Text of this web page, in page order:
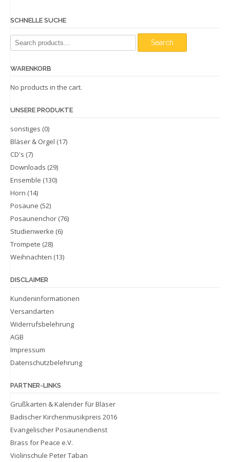
SCHNELLE SUCHE
Search
for:
Search
WARENKORB
No products in the cart.
UNSERE PRODUKTE
sonstiges (0)
Bläser & Orgel (17)
CD's (7)
Downloads (29)
Ensemble (130)
Horn (14)
Posaune (52)
Posaunenchor (76)
Studienwerke (6)
Trompete (28)
Weihnachten (13)
DISCLAIMER
Kundeninformationen
Versandarten
Widerrufsbelehrung
AGB
Impressum
Datenschutzbelehrung
PARTNER-LINKS
Grußkarten & Kalender für Bläser
Badischer Kirchenmusikpreis 2016
Evangelischer Posaunendienst
Brass for Peace e.V.
Violinschule Peter Taban